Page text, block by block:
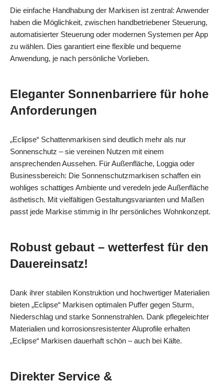
Die einfache Handhabung der Markisen ist zentral: Anwender
haben die Möglichkeit, zwischen handbetriebener Steuerung,
automatisierter Steuerung oder modernen Systemen per App
zu wählen. Dies garantiert eine flexible und bequeme
Anwendung, je nach persönliche Vorlieben.
Eleganter Sonnenbarriere für hohe
Anforderungen
„Eclipse“ Schattenmarkisen sind deutlich mehr als nur
Sonnenschutz – sie vereinen Nutzen mit einem
ansprechenden Aussehen. Für Außenfläche, Loggia oder
Businessbereich: Die Sonnenschutzmarkisen schaffen ein
wohliges schattiges Ambiente und veredeln jede Außenfläche
ästhetisch. Mit vielfältigen Gestaltungsvarianten und Maßen
passt jede Markise stimmig in Ihr persönliches Wohnkonzept.
Robust gebaut – wetterfest für den
Dauereinsatz!
Dank ihrer stabilen Konstruktion und hochwertiger Materialien
bieten „Eclipse“ Markisen optimalen Puffer gegen Sturm,
Niederschlag und starke Sonnenstrahlen. Dank pflegeleichter
Materialien und korrosionsresistenter Aluprofile erhalten
„Eclipse“ Markisen dauerhaft schön – auch bei Kälte.
Direkter Service &